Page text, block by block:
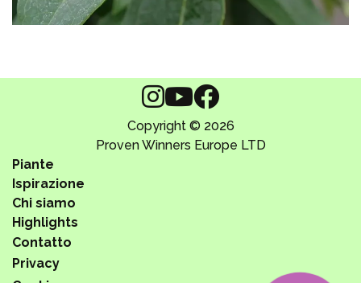
Copyright © 2026
Proven Winners Europe LTD
Piante
Ispirazione
Chi siamo
Privacy
Highlights
Contatto